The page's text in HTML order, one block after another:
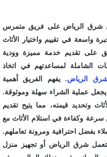
شرق الرياض على فريق متمرس
واسعة في تقييم واختيار الأثاث
على تقديم خدمة مميزة وودية
الشاملة لمساعدتهم في اتخاذ
الرياض. يفهم الفريق أهمية
يجعل عملية الشراء سهلة وموثوقة.
وتحديد قيمته، مما يتيح تقديم
وكفاءة في استلام الأثاث مع
بفضل احترافية ومرونة تعاملهم.
شرق الرياض أو تجهيز منزل